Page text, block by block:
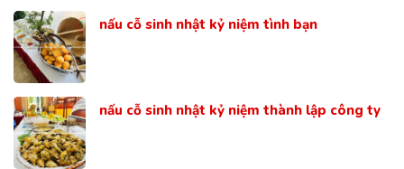
nấu cỗ sinh nhật kỷ niệm tình bạn
nấu cỗ sinh nhật kỷ niệm thành lập công ty